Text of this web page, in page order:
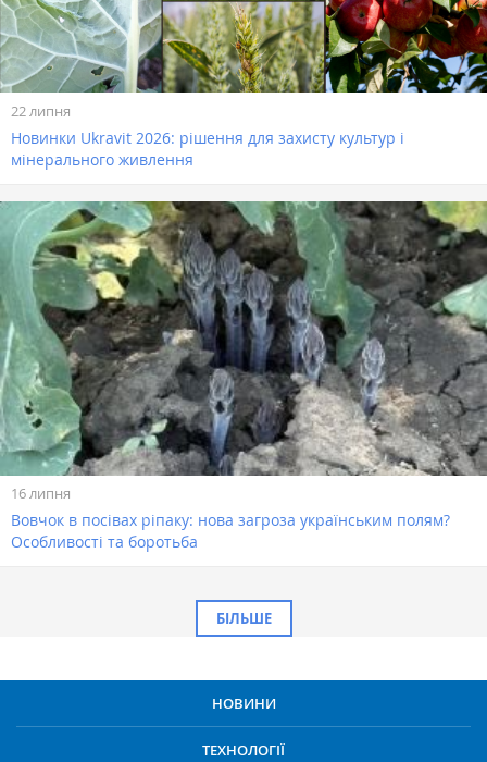
22 липня
Новинки Ukravit 2026: рішення для захисту культур і
мінерального живлення
16 липня
Вовчок в посівах ріпаку: нова загроза українським полям?
Особливості та боротьба
БІЛЬШЕ
НОВИНИ
ТЕХНОЛОГІЇ